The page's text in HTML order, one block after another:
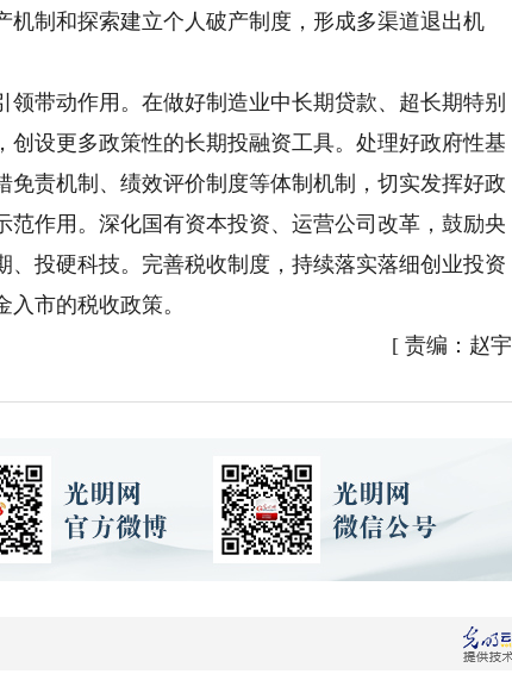
制和探索建立个人破产制度，形成多渠道退出机
带动作用。在做好制造业中长期贷款、超长期特别
创设更多政策性的长期投融资工具。处理好政府性基
责机制、绩效评价制度等体制机制，切实发挥好政
作用。深化国有资本投资、运营公司改革，鼓励央
投硬科技。完善税收制度，持续落实落细创业投资
市的税收政策。
[ 责编：赵宇